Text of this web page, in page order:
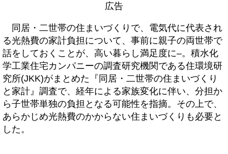
広告
同居・二世帯の住まいづくりで、電気代に代表され
る光熱費の家計負担について、事前に親子の両世帯で
話をしておくことが、高い暮らし満足度に–。積水化
学工業住宅カンパニーの調査研究機関である住環境研
究所(JKK)がまとめた『同居・二世帯の住まいづくり
と家計』調査で、経年による家族変化に伴い、分担か
ら子世帯単独の負担となる可能性を指摘。その上で、
あらかじめ光熱費のかからない住まいづくりも必要と
した。